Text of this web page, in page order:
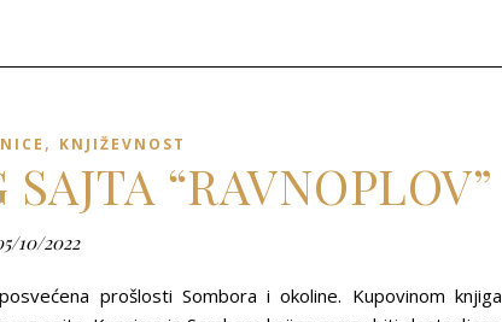
, KNJIŽEVNOST
“RAVNOPLOV”
10/2022
prošlosti Sombora i okoline. Kupovinom knjiga